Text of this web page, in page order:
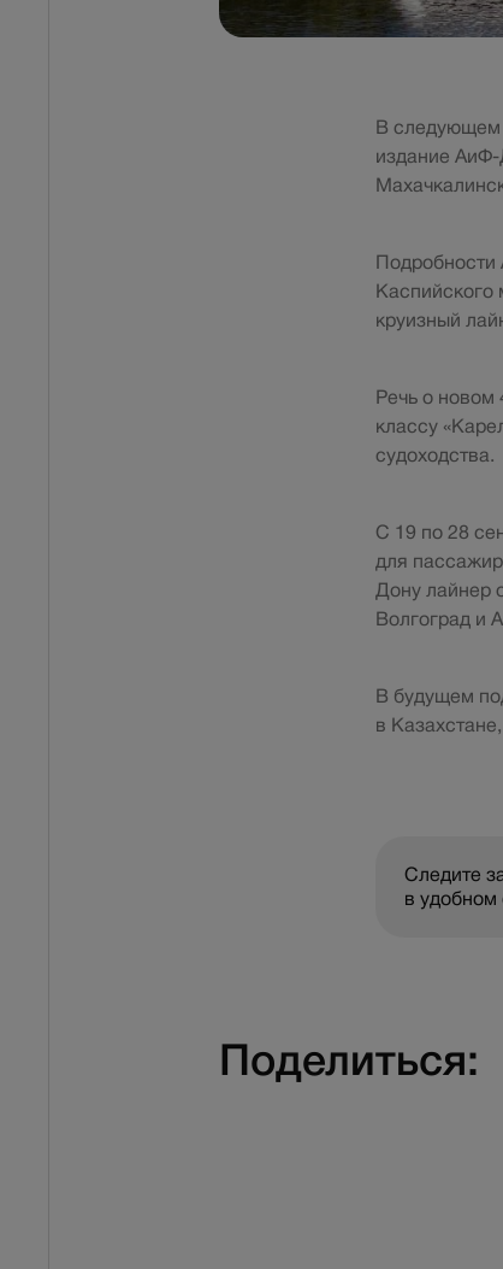
В следующем
издание АиФ-
Каспийского
круизный
Речь о новом
классу
судоходства.
С 19 по 28
для
Дону лайнер
Волгоград и
В будущем
в
Следите
в
Поделиться: